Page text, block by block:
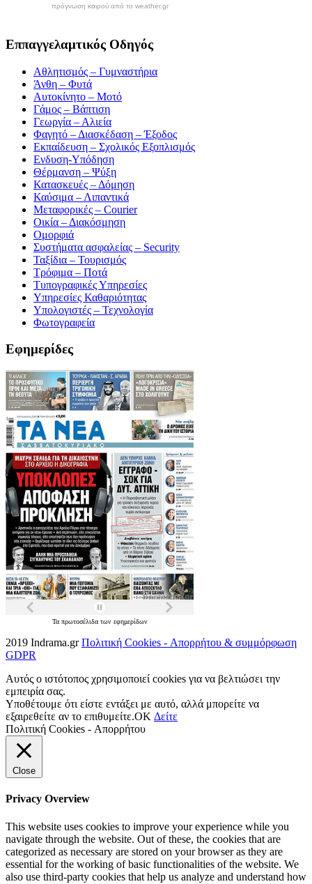
πρόγνωση καιρού από το weather.gr
Εππαγγελαμτικός Οδηγός
Αθλητισμός – Γυμναστήρια
Άνθη – Φυτά
Αυτοκίνητο – Μοτό
Γάμος – Βάπτιση
Γεωργία – Αλιεία
Φαγητό – Διασκέδαση – Έξοδος
Εκπαίδευση – Σχολικός Eξοπλισμός
Ενδυση-Υπόδηση
Θέρμανση – Ψύξη
Κατασκευές – Δόμηση
Καύσιμα – Λιπαντικά
Μεταφορικές – Courier
Οικία – Διακόσμηση
Ομορφιά
Συστήματα ασφαλείας – Security
Ταξίδια – Τουρισμός
Τρόφιμα – Ποτά
Τυπογραφικές Υπηρεσίες
Υπηρεσίες Καθαριότητας
Υπολογιστές – Τεχνολογία
Φωτογραφεία
Εφημερίδες
Τα πρωτοσέλιδα των εφημερίδων
2019 Indrama.grΠολιτική Cookies - Απορρήτου & συμμόρφωση
GDPR
Αυτός ο ιστότοπος χρησιμοποιεί cookies για να βελτιώσει την
εμπειρία σας.
Υποθέτουμε ότι είστε εντάξει με αυτό, αλλά μπορείτε να
εξαιρεθείτε αν το επιθυμείτε.OK Δείτε
Πολιτική Cookies - Απορρήτου
Close
Privacy Overview
This website uses cookies to improve your experience while you
navigate through the website. Out of these, the cookies that are
categorized as necessary are stored on your browser as they are
essential for the working of basic functionalities of the website. We
also use third-party cookies that help us analyze and understand how